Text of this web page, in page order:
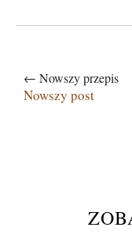
← Nowszy przepis
Nowszy post